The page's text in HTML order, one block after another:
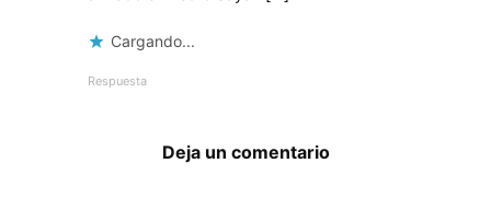
Cargando...
Respuesta
Deja un comentario